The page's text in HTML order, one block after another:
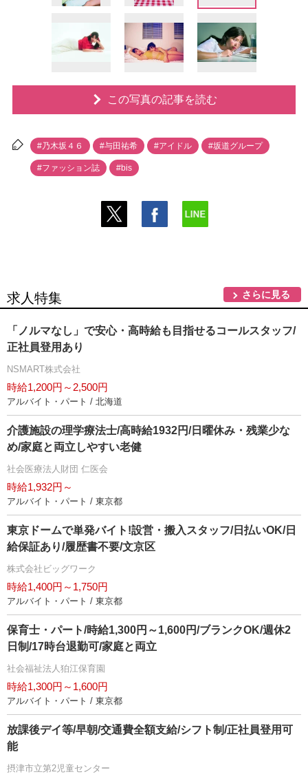
この写真の記事を読む
#乃木坂４６ #与田祐希 #アイドル #坂道グループ
#ファッション誌 #bis
求人特集 さらに見る
「ノルマなし」で安心・高時給も目指せるコールスタッフ/
正社員登用あり
NSMART株式会社
時給1,200円～2,500円
アルバイト・パート / 北海道
介護施設の理学療法士/高時給1932円/日曜休み・残業少な
め/家庭と両立しやすい老健
社会医療法人財団 仁医会
時給1,932円～
アルバイト・パート / 東京都
東京ドームで単発バイト!設営・搬入スタッフ/日払いOK/日
給保証あり/履歴書不要/文京区
株式会社ビッグワーク
時給1,400円～1,750円
アルバイト・パート / 東京都
保育士・パート/時給1,300円～1,600円/ブランクOK/週休2
日制/17時台退勤可/家庭と両立
社会福祉法人狛江保育園
時給1,300円～1,600円
アルバイト・パート / 東京都
放課後デイ等/早朝/交通費全額支給/シフト制/正社員登用可
能
摂津市立第2児童センター